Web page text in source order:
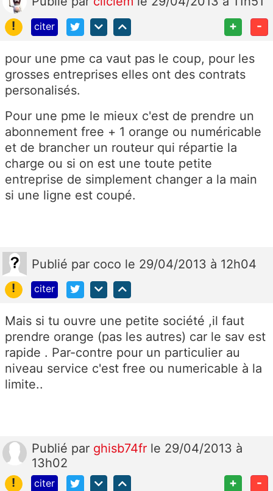
!
citer + -
pour une pme ca vaut pas le coup, pour les
grosses entreprises elles ont des contrats
personalisés.
Pour une pme le mieux c'est de prendre un
abonnement free + 1 orange ou numéricable
et de brancher un routeur qui répartie la
charge ou si on est une toute petite
entreprise de simplement changer a la main
si une ligne est coupé.
Publié par coco le 29/04/2013 à 12h04
!
citer
Mais si tu ouvre une petite société ,il faut
prendre orange (pas les autres) car le sav est
rapide . Par-contre pour un particulier au
niveau service c'est free ou numericable à la
limite..
Publié par ghisb74fr le 29/04/2013 à
13h02
!
citer + -